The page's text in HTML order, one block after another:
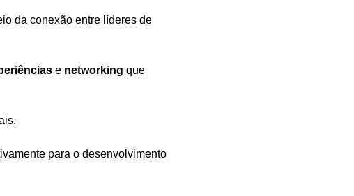
da conexão entre líderes de
e networking que
para o desenvolvimento